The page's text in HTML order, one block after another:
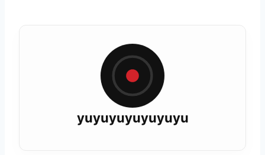
yuyuyuyuyuyuyu